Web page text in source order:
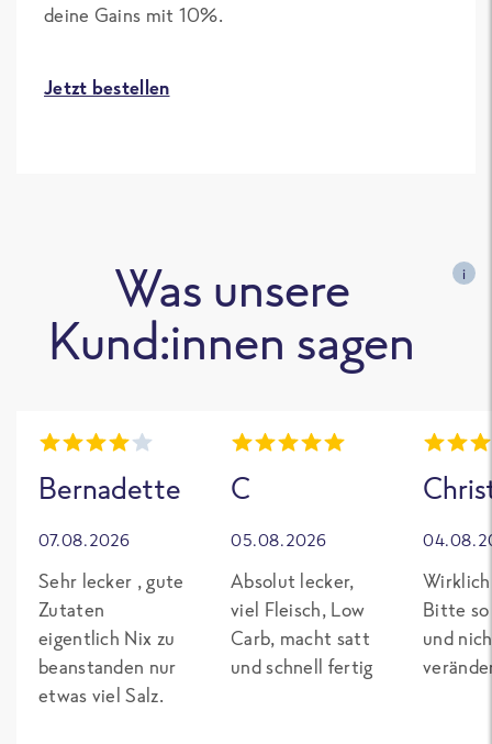
deine Gains mit 10%.
Jetzt bestellen
Was unsere
Kund:innen sagen
i
Bernadette
07.08.2026
Sehr lecker , gute
Zutaten
eigentlich Nix zu
beanstanden nur
etwas viel Salz.
C
05.08.2026
Absolut lecker,
viel Fleisch, Low
Carb, macht satt
und schnell fertig
Bitte so
und